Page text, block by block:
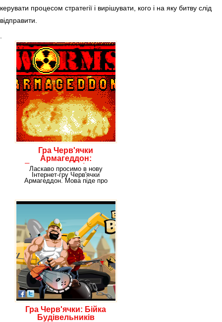
керувати процесом стратегії і вирішувати, кого і на яку битву слід
відправити.
Гра Черв'ячки
Армагеддон:
Покрокова стрілялка
Вормс
Ласкаво просимо в нову
Інтернет-гру Черв'ячки
Армагеддон. Мова піде про
Гра Черв'ячки: Бійка
Будівельників